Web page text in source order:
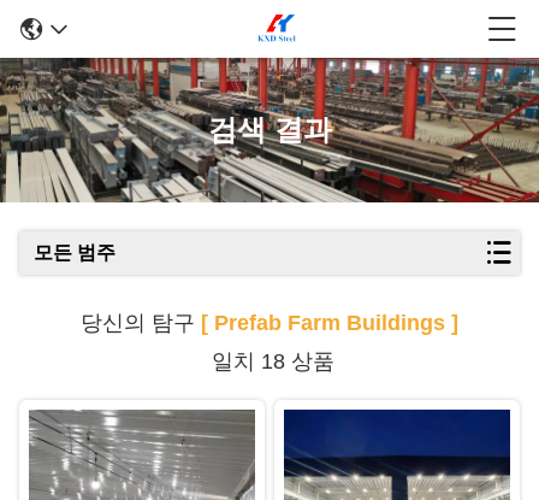
검색 결과
모든 범주
당신의 탐구 [ Prefab Farm Buildings ]
일치 18 상품